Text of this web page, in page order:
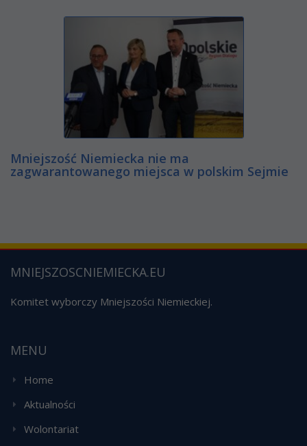
Mniejszość Niemiecka nie ma
zagwarantowanego miejsca w polskim Sejmie
MNIEJSZOSCNIEMIECKA.EU
Komitet wyborczy Mniejszości Niemieckiej.
MENU
Home
Aktualności
Wolontariat